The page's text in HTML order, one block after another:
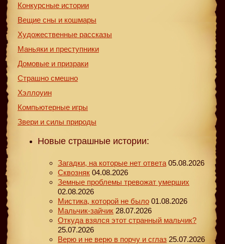
Конкурсные истории
Вещие сны и кошмары
Художественные рассказы
Маньяки и преступники
Домовые и призраки
Страшно смешно
Хэллоуин
Компьютерные игры
Звери и силы природы
Новые страшные истории:
Загадки, на которые нет ответа 05.08.2026
Сквозняк 04.08.2026
Земные проблемы тревожат умерших
02.08.2026
Мистика, которой не было 01.08.2026
Мальчик-зайчик 28.07.2026
Откуда взялся этот странный мальчик?
25.07.2026
Верю и не верю в порчу и сглаз 25.07.2026